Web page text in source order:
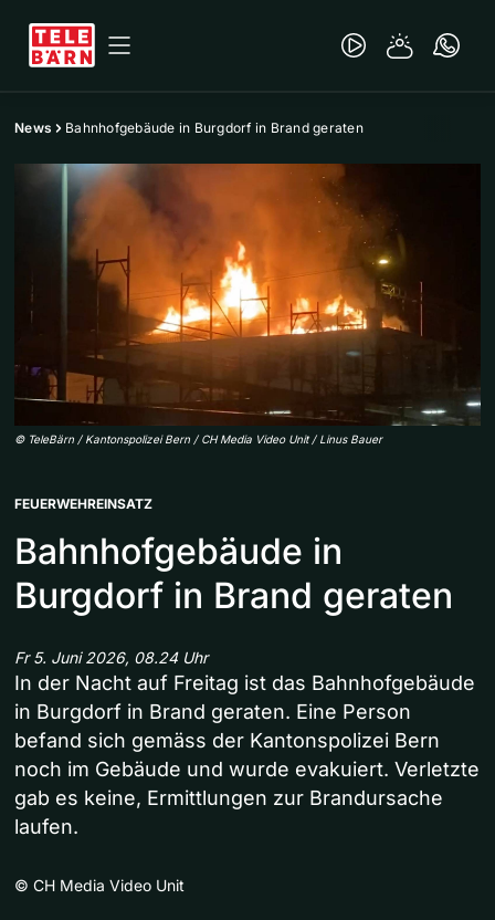
News Bahnhofgebäude in Burgdorf in Brand geraten
© TeleBärn / Kantonspolizei Bern / CH Media Video Unit / Linus Bauer
FEUERWEHREINSATZ
Bahnhofgebäude in
Burgdorf in Brand geraten
Fr 5. Juni 2026, 08.24 Uhr
In der Nacht auf Freitag ist das Bahnhofgebäude
in Burgdorf in Brand geraten. Eine Person
befand sich gemäss der Kantonspolizei Bern
noch im Gebäude und wurde evakuiert. Verletzte
gab es keine, Ermittlungen zur Brandursache
laufen.
© CH Media Video Unit